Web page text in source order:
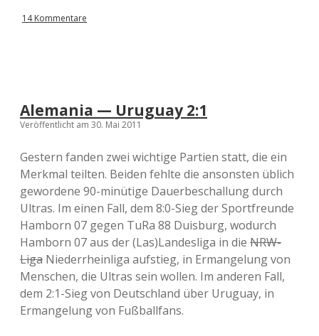
o
r
ê
e
<
b
r
>
D
e
u
t
s
c
h
l
a
14 Kommentare
Alemania — Uruguay 2:1
Veröffentlicht am 30. Mai 2011
Gestern fanden zwei wichtige Partien statt, die ein
Merkmal teilten. Beiden fehlte die ansonsten üblich
gewordene 90-minütige Dauerbeschallung durch
Ultras. Im einen Fall, dem 8:0-Sieg der Sportfreunde
Hamborn 07 gegen TuRa 88 Duisburg, wodurch
Hamborn 07 aus der (Las)Landesliga in die NRW-
Liga Niederrheinliga aufstieg, in Ermangelung von
Menschen, die Ultras sein wollen. Im anderen Fall,
dem 2:1-Sieg von Deutschland über Uruguay, in
Ermangelung von Fußballfans.